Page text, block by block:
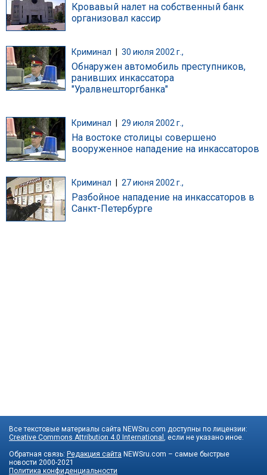
Кровавый налет на собственный банк
организовал кассир
Криминал 30 июля 2002 г.,
Обнаружен автомобиль преступников,
ранивших инкассатора
"Уралвнешторгбанка"
Криминал 29 июля 2002 г.,
На востоке столицы совершено
вооруженное нападение на инкассаторов
Криминал 27 июня 2002 г.,
Разбойное нападение на инкассаторов в
Санкт-Петербурге
Все текстовые материалы сайта NEWSru.com доступны по лицензии:
Creative Commons Attribution 4.0 International
, если не указано иное.
Обратная связь: Редакция сайта NEWSru.com – самые быстрые
новости 2000-2021
Политика конфиденциальности